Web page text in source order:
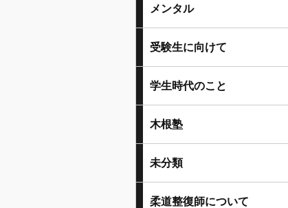
メンタル
受験生に向けて
学生時代のこと
木根塾
未分類
柔道整復師について